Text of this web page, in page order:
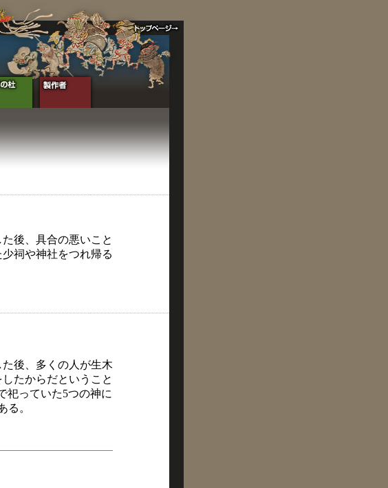
後、具合の悪いこと
祠や神社をつれ帰る
後、多くの人が生木
たからだということ
祀っていた5つの神に
る。